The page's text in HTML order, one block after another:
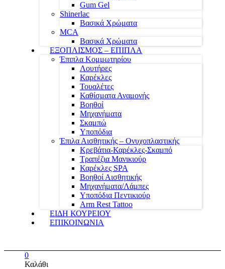
Gum Gel
Shinerlac
Βασικά Χρώματα
MCA
Βασικά Χρώματα
ΕΞΟΠΛΙΣΜΟΣ – ΕΠΙΠΛΑ
Έπιπλα Κομμωτηρίου
Λουτήρες
Καρέκλες
Τουαλέτες
Καθίσματα Αναμονής
Βοηθοί
Μηχανήματα
Σκαμπώ
Υποπόδια
Έπιλα Αισθητικής – Ονυχοπλαστικής
Κρεβάτια-Καρέκλες-Σκαμπό
Τραπέζια Μανικιούρ
Καρέκλες SPA
Βοηθοί Αισθητικής
Μηχανήματα/Λάμπες
Υποπόδια Πεντικιούρ
Arm Rest Tattoo
ΕΙΔΗ ΚΟΥΡΕΙΟΥ
ΕΠΙΚΟΙΝΩΝΙΑ
0
Καλάθι